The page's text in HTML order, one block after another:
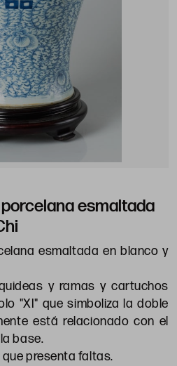
esmaltada
esmaltada en blanco y
y ramas y cartuchos
"XI" que simboliza la doble
está relacionado con el
base.
presenta faltas.